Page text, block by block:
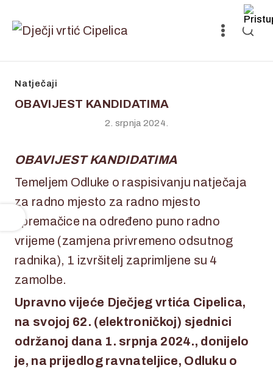
Natječaji
OBAVIJEST KANDIDATIMA
2. srpnja 2024.
OBAVIJEST KANDIDATIMA
Temeljem Odluke o raspisivanju natječaja
za radno mjesto za radno mjesto
spremačice na određeno puno radno
vrijeme (zamjena privremeno odsutnog
radnika), 1 izvršitelj zaprimljene su 4
zamolbe.
Upravno vijeće Dječjeg vrtića Cipelica,
na svojoj 62. (elektroničkoj) sjednici
održanoj dana 1. srpnja 2024., donijelo
je, na prijedlog ravnateljice, Odluku o